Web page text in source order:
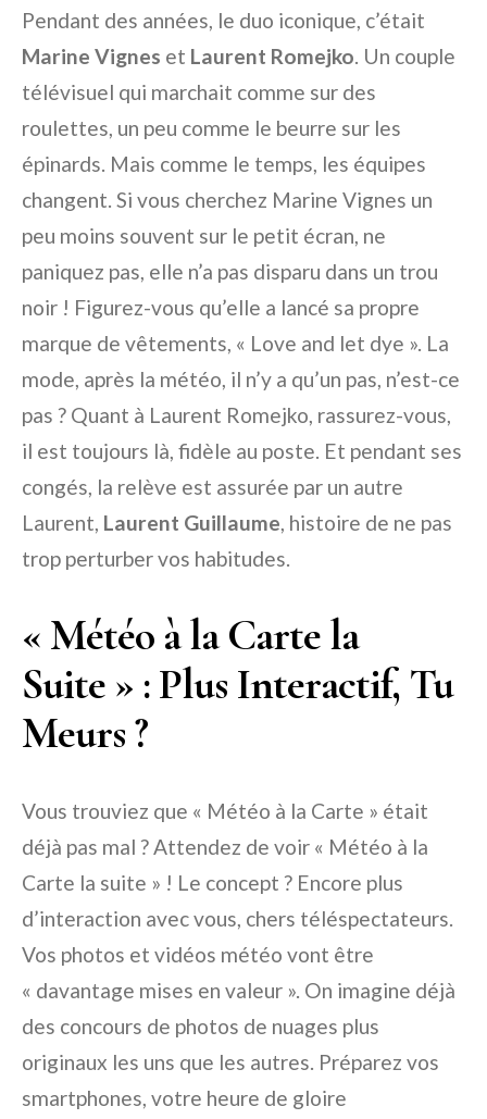
Pendant des années, le duo iconique, c’était
Marine Vignes et Laurent Romejko . Un couple
télévisuel qui marchait comme sur des
roulettes, un peu comme le beurre sur les
épinards. Mais comme le temps, les équipes
changent. Si vous cherchez Marine Vignes un
peu moins souvent sur le petit écran, ne
paniquez pas, elle n’a pas disparu dans un trou
noir ! Figurez-vous qu’elle a lancé sa propre
marque de vêtements, « Love and let dye ». La
mode, après la météo, il n’y a qu’un pas, n’est-ce
pas ? Quant à Laurent Romejko, rassurez-vous,
il est toujours là, fidèle au poste. Et pendant ses
congés, la relève est assurée par un autre
Laurent, Laurent Guillaume , histoire de ne pas
trop perturber vos habitudes.
« Météo à la Carte la
Suite » : Plus Interactif, Tu
Meurs ?
Vous trouviez que « Météo à la Carte » était
déjà pas mal ? Attendez de voir « Météo à la
Carte la suite » ! Le concept ? Encore plus
d’interaction avec vous, chers téléspectateurs.
Vos photos et vidéos météo vont être
« davantage mises en valeur ». On imagine déjà
des concours de photos de nuages plus
originaux les uns que les autres. Préparez vos
smartphones, votre heure de gloire